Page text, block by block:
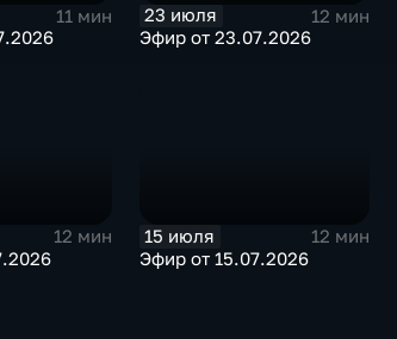
11 мин
23 июля
12 мин
Эфир от 23.07.2026
12 мин
15 июля
12 мин
Эфир от 15.07.2026